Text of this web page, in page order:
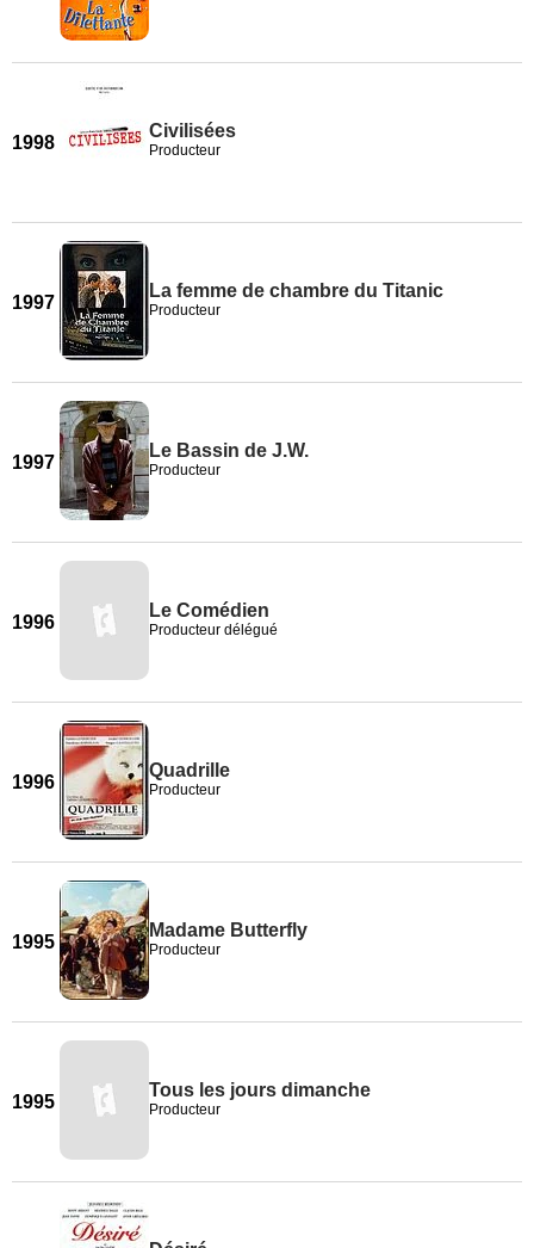
1998
Civilisées
Producteur
1997
La femme de chambre du Titanic
Producteur
1997
Le Bassin de J.W.
Producteur
1996
Le Comédien
Producteur délégué
1996
Quadrille
Producteur
1995
Madame Butterfly
Producteur
1995
Tous les jours dimanche
Producteur